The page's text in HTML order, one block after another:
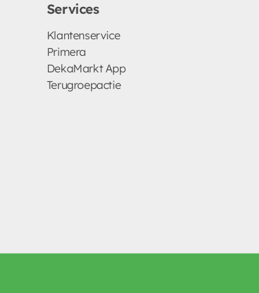
Services
Klantenservice
Primera
DekaMarkt App
Terugroepactie